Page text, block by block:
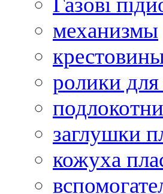
механизмы
ролики для
заглушки
кожуха